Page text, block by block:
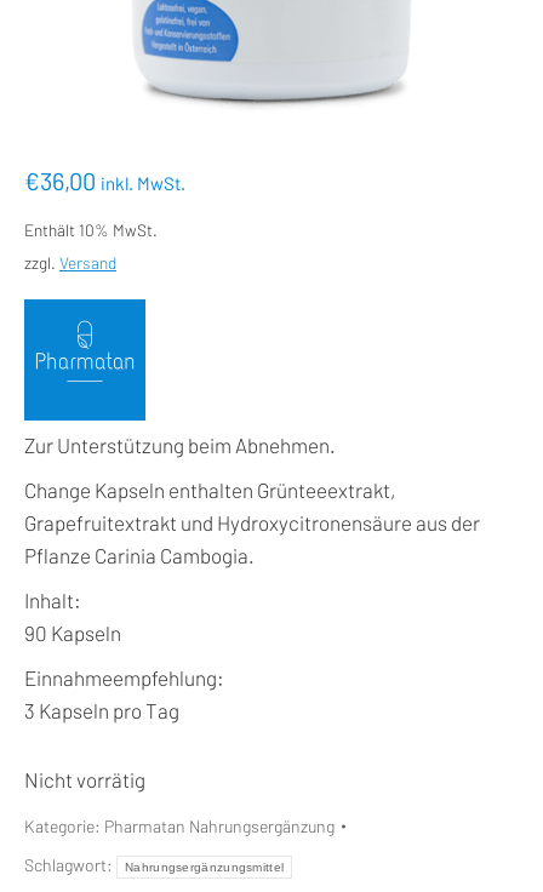
€36,00 inkl. MwSt.
Enthält 10% MwSt.
zzgl. Versand
Zur Unterstützung beim Abnehmen.
Change Kapseln enthalten Grünteeextrakt,
Grapefruitextrakt und Hydroxycitronensäure aus der
Pflanze Carinia Cambogia.
Inhalt:
90 Kapseln
Einnahmeempfehlung:
3 Kapseln pro Tag
Nicht vorrätig
Kategorie: Pharmatan Nahrungsergänzung
Schlagwort:
Nahrungsergänzungsmittel